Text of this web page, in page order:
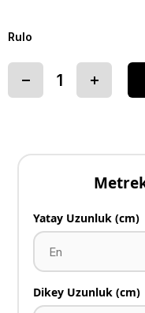
Rulo
Yatay Uzunluk (cm)
Dikey Uzunluk (cm)